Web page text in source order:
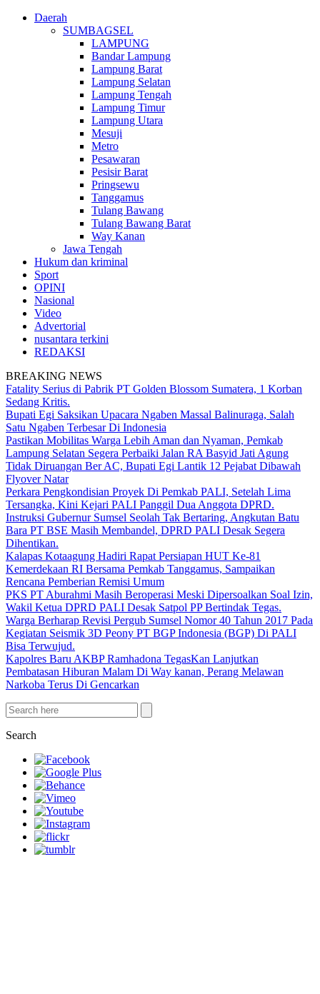
Daerah
SUMBAGSEL
LAMPUNG
Bandar Lampung
Lampung Barat
Lampung Selatan
Lampung Tengah
Lampung Timur
Lampung Utara
Mesuji
Metro
Pesawaran
Pesisir Barat
Pringsewu
Tanggamus
Tulang Bawang
Tulang Bawang Barat
Way Kanan
Jawa Tengah
Hukum dan kriminal
Sport
OPINI
Nasional
Video
Advertorial
nusantara terkini
REDAKSI
BREAKING NEWS
Fatality Serius di Pabrik PT Golden Blossom Sumatera, 1 Korban
Sedang Kritis.
Bupati Egi Saksikan Upacara Ngaben Massal Balinuraga, Salah
Satu Ngaben Terbesar Di Indonesia
Pastikan Mobilitas Warga Lebih Aman dan Nyaman, Pemkab
Lampung Selatan Segera Perbaiki Jalan RA Basyid Jati Agung
Tidak Diruangan Ber AC, Bupati Egi Lantik 12 Pejabat Dibawah
Flyover Natar
Perkara Pengkondisian Proyek Di Pemkab PALI, Setelah Lima
Tersangka, Kini Kejari PALI Panggil Dua Anggota DPRD.
Instruksi Gubernur Sumsel Seolah Tak Bertaring, Angkutan Batu
Bara PT BSE Masih Membandel, DPRD PALI Desak Segera
Dihentikan.
Kalapas Kotaagung Hadiri Rapat Persiapan HUT Ke-81
Kemerdekaan RI Bersama Pemkab Tanggamus, Sampaikan
Rencana Pemberian Remisi Umum
PKS PT Aburahmi Masih Beroperasi Meski Dipersoalkan Soal Izin,
Wakil Ketua DPRD PALI Desak Satpol PP Bertindak Tegas.
Warga Berharap Revisi Pergub Sumsel Nomor 40 Tahun 2017 Pada
Kegiatan Seismik 3D Peony PT BGP Indonesia (BGP) Di PALI
Bisa Terwujud.
Kapolres Baru AKBP Ramhadona TegasKan Lanjutkan
Pembatasan Hiburan Malam Di Way kanan, Perang Melawan
Narkoba Terus Di Gencarkan
Search